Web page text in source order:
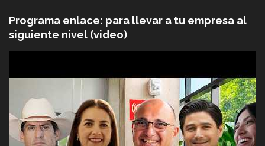
Programa enlace: para llevar a tu empresa al
siguiente nivel (video)